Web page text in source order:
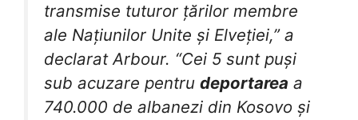
transmise tuturor țărilor membre
ale Națiunilor Unite și Elveției,” a
declarat Arbour. “Cei 5 sunt puși
sub acuzare pentru deportarea a
740.000 de albanezi din Kosovo și